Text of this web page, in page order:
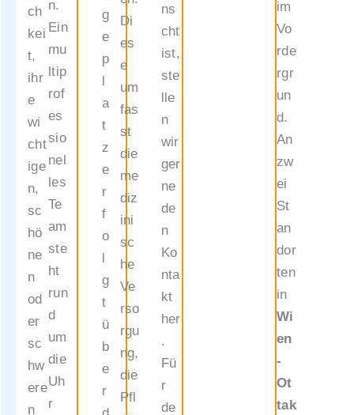
ch
kei
t,
ihr
e
wi
cht
ige
n,
sc
hö
ne
n
od
er
sc
hw
ere
n
n.
Ein
mu
ltip
rof
es
sio
nel
les
Te
am
ste
ht
run
d
um
die
Uh
r
g
e
p
a
t
z
e
r
f
o
g
t
ü
b
e
r
Di
es
e
um
fas
st
die
me
diz
ini
sc
he
Ve
rso
rgu
ng,
die
Pfl
ns
cht
ist,
ste
lle
n
wir
ger
ne
de
n
Ko
nta
kt
her
.
Fü
r
de
im
Vo
rde
rgr
un
d.
An
zw
ei
St
an
dor
ten
in
Wi
en
-
Ot
tak